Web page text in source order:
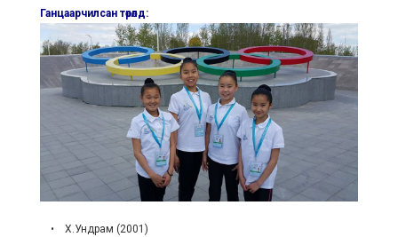
Ганцаарчилсан төрөлд:
• Х.Ундрам (2001)